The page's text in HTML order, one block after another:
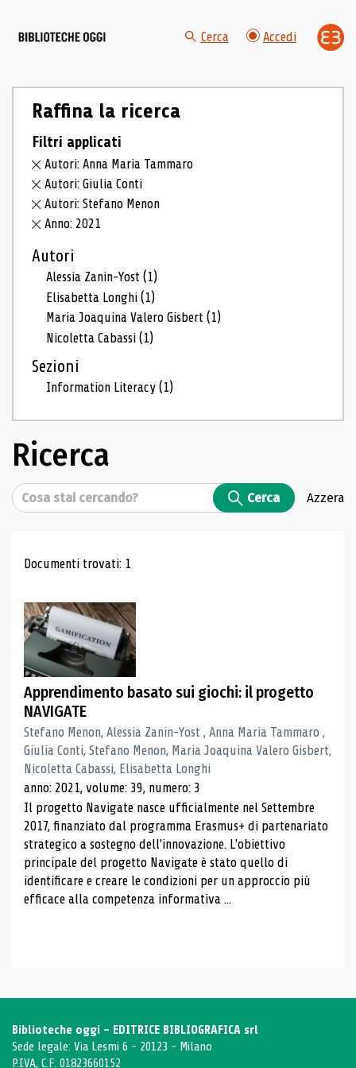
Cerca Accedi
Raffina la ricerca
Filtri applicati
Autori: Anna Maria Tammaro
Autori: Giulia Conti
Autori: Stefano Menon
Anno: 2021
Autori
Alessia Zanin-Yost(1)
Elisabetta Longhi(1)
Maria Joaquina Valero Gisbert(1)
Nicoletta Cabassi(1)
Sezioni
Information Literacy(1)
Ricerca
Cerca Cerca Azzera
Risultati di ricerca
Documenti trovati: 1
Apprendimento basato sui giochi: il progetto
NAVIGATE
Stefano Menon, Alessia Zanin-Yost , Anna Maria Tammaro ,
Giulia Conti, Stefano Menon, Maria Joaquina Valero Gisbert,
Nicoletta Cabassi, Elisabetta Longhi
anno: 2021, volume: 39, numero: 3
Il progetto Navigate nasce ufficialmente nel Settembre
2017, finanziato dal programma Erasmus+ di partenariato
strategico a sostegno dell'innovazione. L'obiettivo
principale del progetto Navigate è stato quello di
identificare e creare le condizioni per un approccio più
efficace alla competenza informativa ...
Biblioteche oggi - EDITRICE BIBLIOGRAFICA srl
Sede legale: Via Lesmi 6 - 20123 - Milano
P.IVA, C.F. 01823660152